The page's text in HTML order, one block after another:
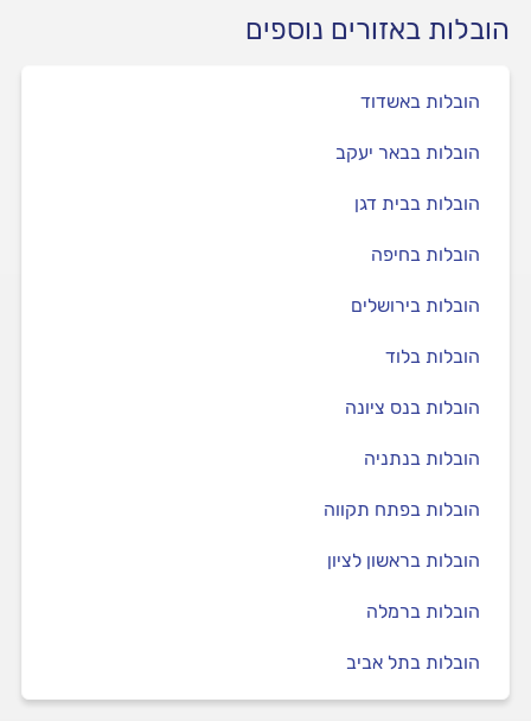
הובלות באזורים נוספים
הובלות באשדוד
הובלות בבאר יעקב
הובלות בבית דגן
הובלות בחיפה
הובלות בירושלים
הובלות בלוד
הובלות בנס ציונה
הובלות בנתניה
הובלות בפתח תקווה
הובלות בראשון לציון
הובלות ברמלה
הובלות בתל אביב